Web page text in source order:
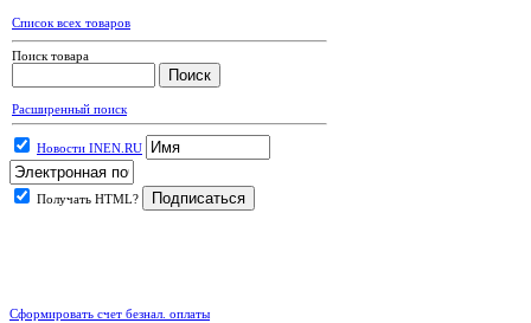
Список всех товаров
Поиск товара
Расширенный поиск
Новости INEN.RU
Получать HTML?
Сформировать счет безнал. оплаты